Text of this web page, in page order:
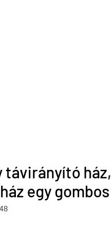
távirányító ház,
egy gombos